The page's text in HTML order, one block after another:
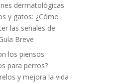
dermatológicas
y gatos: ¿Cómo
las señales de
Breve
los piensos
para perros?
y mejora la vida